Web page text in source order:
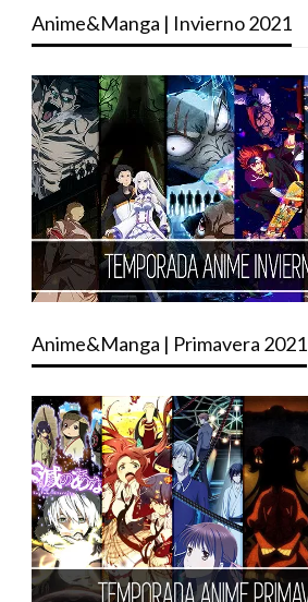
Anime&Manga | Invierno 2021
Anime&Manga | Primavera 2021